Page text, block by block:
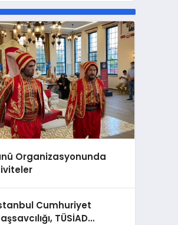
Organizasyonunda
Cumhuriyet
TÜSİAD